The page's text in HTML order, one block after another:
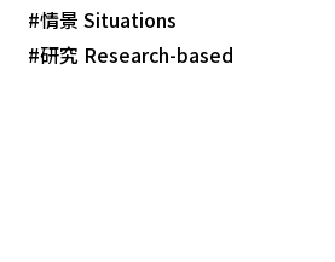
情景 Situations
研究 Research-based